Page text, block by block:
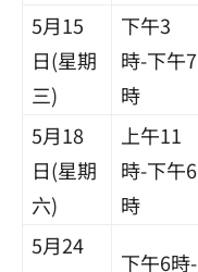
5月15
日(星期
三)
下午3
時-下午7
時
5月18
日(星期
六)
上午11
時-下午6
時
5月24
下午6時-